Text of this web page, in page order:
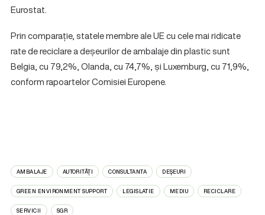
Eurostat.
Prin comparație, statele membre ale UE cu cele mai ridicate
rate de reciclare a deșeurilor de ambalaje din plastic sunt
Belgia, cu 79,2%, Olanda, cu 74,7%, și Luxemburg, cu 71,9%,
conform rapoartelor Comisiei Europene.
AMBALAJE AUTORITĂȚI CONSULTANTA DEȘEURI
GREEN ENVIRONMENT SUPPORT LEGISLATIE MEDIU RECICLARE
SERVICII SGR